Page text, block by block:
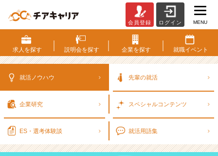
8
卒】
面
聞
会員登録 ログイン MENU
求人を探す 説明会を探す 企業を探す 就職イベント
就活ノウハウ 先輩の就活
企業研究 スペシャルコンテンツ
ES・選考体験談 就活用語集